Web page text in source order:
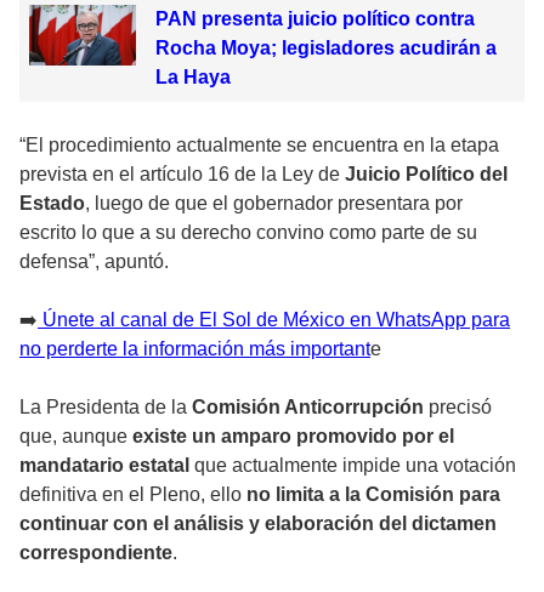
PAN presenta juicio político contra
Rocha Moya; legisladores acudirán a
La Haya
“El procedimiento actualmente se encuentra en la etapa
prevista en el artículo 16 de la Ley de Juicio Político del
Estado, luego de que el gobernador presentara por
escrito lo que a su derecho convino como parte de su
defensa”, apuntó.
➡️ Únete al canal de El Sol de México en WhatsApp para
no perderte la información más importante
La Presidenta de la Comisión Anticorrupción precisó
que, aunque existe un amparo promovido por el
mandatario estatal que actualmente impide una votación
definitiva en el Pleno, ello no limita a la Comisión para
continuar con el análisis y elaboración del dictamen
correspondiente.